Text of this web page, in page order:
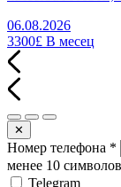
06.08.2026
3300£ В месец
✕
Номер телефона *
менее 10 символов
Telegram